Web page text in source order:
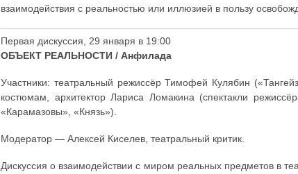
взаимодействия с реальностью или иллюзией в пользу
Первая дискуссия, 29 января в 19:00
ОБЪЕКТ РЕАЛЬНОСТИ / Анфилада
Участники: театральный режиссёр Тимофей Кулябин
костюмам, архитектор Лариса Ломакина (спектакли
«Карамазовы», «Князь»).
Модератор — Алексей Киселев, театральный критик.
Дискуссия о взаимодействии с миром реальных предметов в